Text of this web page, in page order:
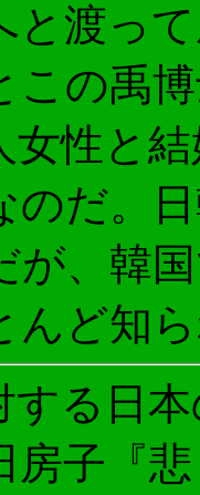
と渡っ
この禹
女性と
のだ。
が、韓
んど知
る日
房子『